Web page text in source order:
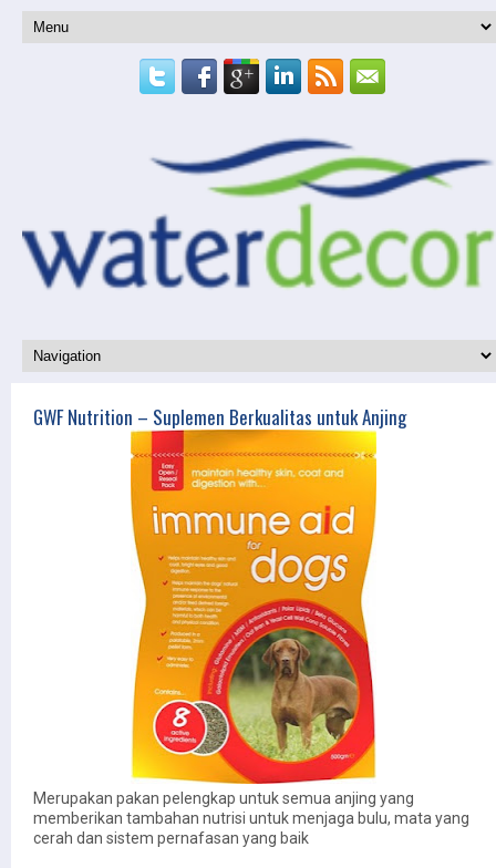
GWF Nutrition – Suplemen Berkualitas untuk Anjing
Merupakan pakan pelengkap untuk semua anjing yang
memberikan tambahan nutrisi untuk menjaga bulu, mata yang
cerah dan sistem pernafasan yang baik